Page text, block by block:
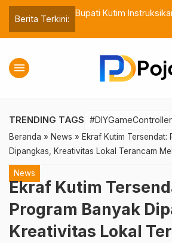
Berita Terkini:
Susun Kebijakan,
menu
TRENDING TAGS #DIYGameController
Beranda » News » Ekraf Kutim Tersendat:
Dipangkas, Kreativitas Lokal Terancam
News
Ekraf Kutim
Program Banyak
Kreativitas Lokal